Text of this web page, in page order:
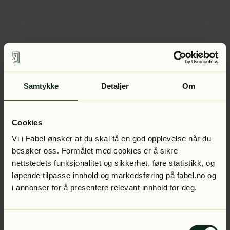
Samtykke Detaljer Om
Cookies
Vi i Fabel ønsker at du skal få en god opplevelse når du
besøker oss. Formålet med cookies er å sikre
nettstedets funksjonalitet og sikkerhet, føre statistikk, og
løpende tilpasse innhold og markedsføring på fabel.no og
i annonser for å presentere relevant innhold for deg.